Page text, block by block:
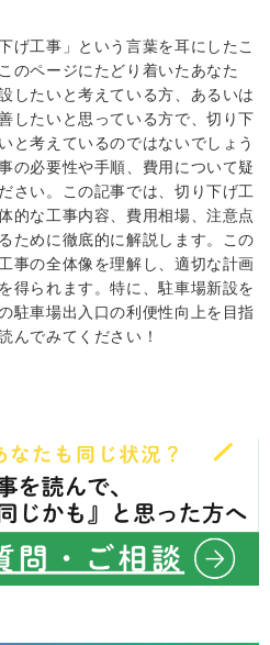
げ工事」という言葉を耳にしたこ
のページにたどり着いたあなた
したいと考えている方、あるいは
したいと思っている方で、切り下
と考えているのではないでしょう
の必要性や手順、費用について疑
さい。この記事では、切り下げ工
的な工事内容、費用相場、注意点
ために徹底的に解説します。この
事の全体像を理解し、適切な計画
得られます。特に、駐車場新設を
駐車場出入口の利便性向上を目指
んでみてください！